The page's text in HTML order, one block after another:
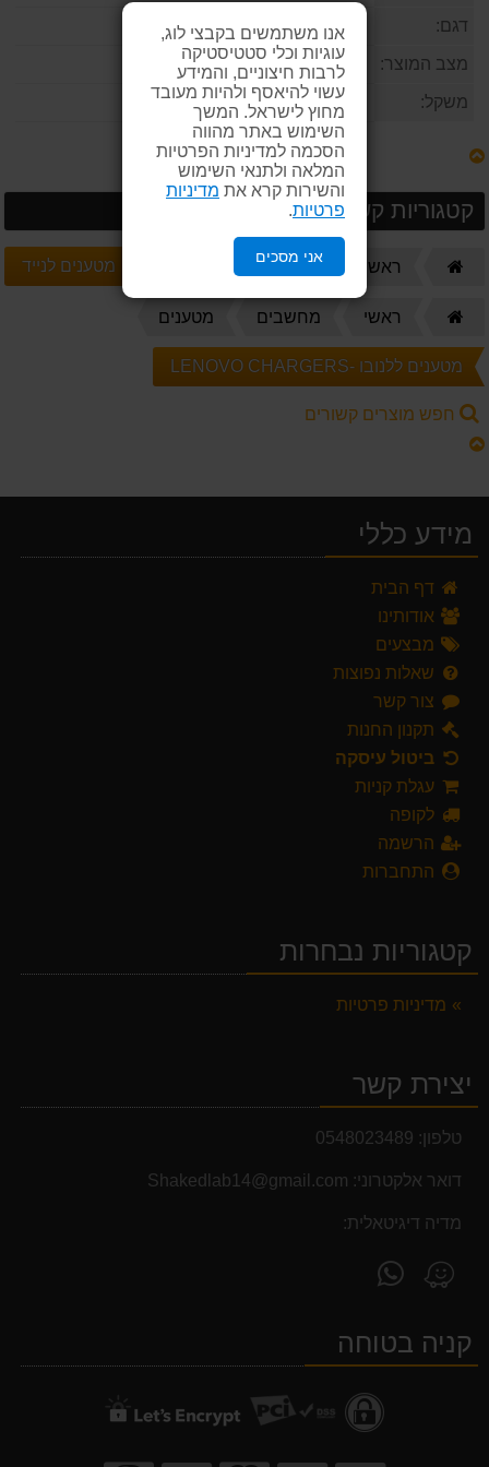
אנו משתמשים בקבצי לוג,
עוגיות וכלי סטטיסטיקה
לרבות חיצוניים, והמידע
עשוי להיאסף ולהיות מעובד
מחוץ לישראל. המשך
השימוש באתר מהווה
הסכמה למדיניות הפרטיות
המלאה ולתנאי השימוש
והשירות קרא את מדיניות
פרטיות.
אני מסכים
דגם:
מצב המוצר: חדש
משקל:
קטגוריות קשורות
ראשי מחשבים מטענים לנייד
ראשי מחשבים מטענים
מטענים ללנובו -LENOVO CHARGERS
חפש מוצרים קשורים
מידע כללי
דף הבית
אודותינו
מבצעים
שאלות נפוצות
צור קשר
תקנון החנות
ביטול עיסקה
עגלת קניות
לקופה
הרשמה
התחברות
קטגוריות נבחרות
מדיניות פרטיות
יצירת קשר
טלפון: 0548023489
דואר אלקטרוני: Shakedlab14@gmail.com
מדיה דיגיטאלית:
מצא
אותנו
Waze
WhatsAppקניה בטוחה